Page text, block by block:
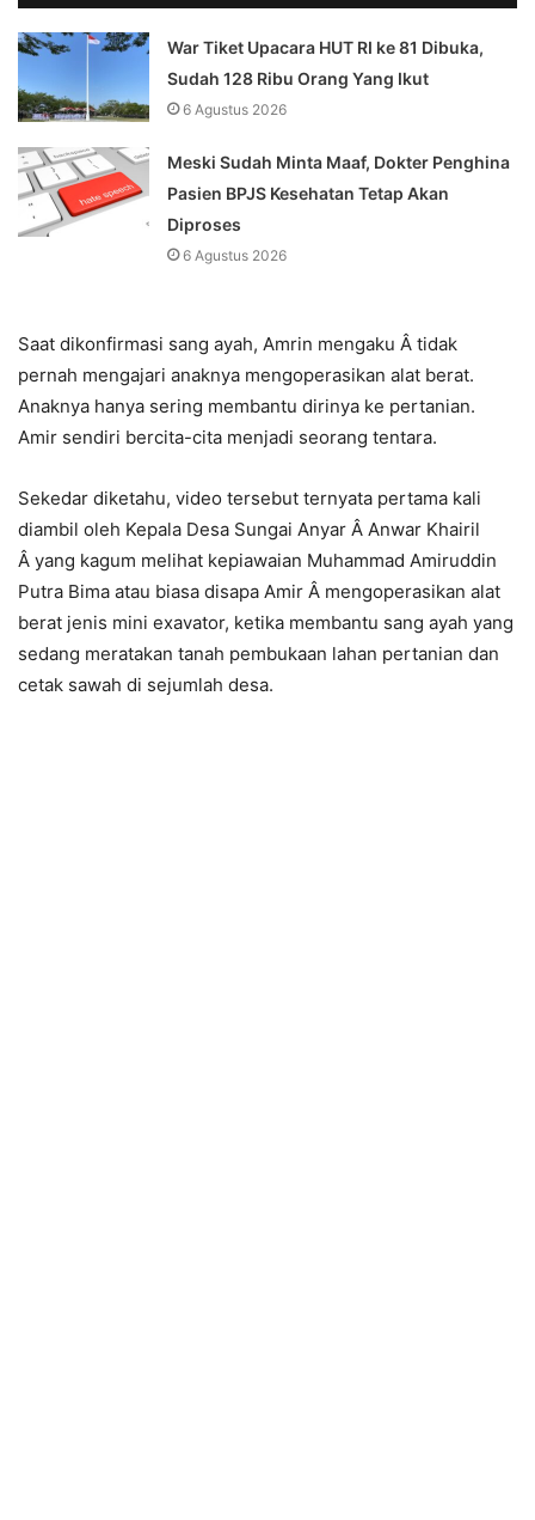
War Tiket Upacara HUT RI ke 81 Dibuka,
Sudah 128 Ribu Orang Yang Ikut
6 Agustus 2026
Meski Sudah Minta Maaf, Dokter Penghina
Pasien BPJS Kesehatan Tetap Akan
Diproses
6 Agustus 2026
Saat dikonfirmasi sang ayah, Amrin mengaku Â tidak
pernah mengajari anaknya mengoperasikan alat berat.
Anaknya hanya sering membantu dirinya ke pertanian.
Amir sendiri bercita-cita menjadi seorang tentara.
Sekedar diketahu, video tersebut ternyata pertama kali
diambil oleh Kepala Desa Sungai Anyar Â Anwar Khairil
Â yang kagum melihat kepiawaian Muhammad Amiruddin
Putra Bima atau biasa disapa Amir Â mengoperasikan alat
berat jenis mini exavator, ketika membantu sang ayah yang
sedang meratakan tanah pembukaan lahan pertanian dan
cetak sawah di sejumlah desa.